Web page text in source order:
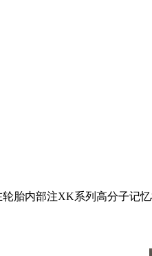
轮胎内部注XK系列高分子记